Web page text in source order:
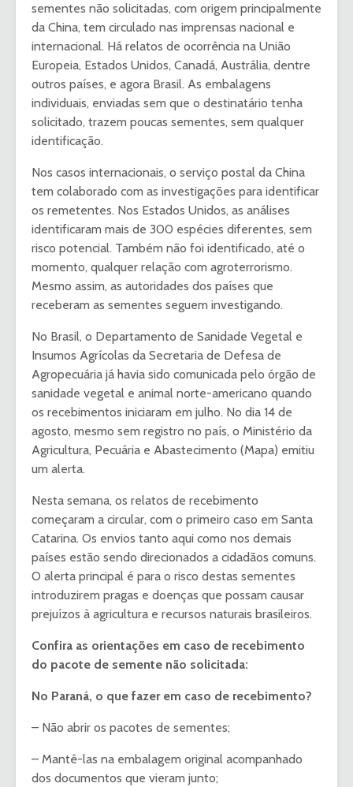
sementes não solicitadas, com origem principalmente
da China, tem circulado nas imprensas nacional e
internacional. Há relatos de ocorrência na União
Europeia, Estados Unidos, Canadá, Austrália, dentre
outros países, e agora Brasil. As embalagens
individuais, enviadas sem que o destinatário tenha
solicitado, trazem poucas sementes, sem qualquer
identificação.
Nos casos internacionais, o serviço postal da China
tem colaborado com as investigações para identificar
os remetentes. Nos Estados Unidos, as análises
identificaram mais de 300 espécies diferentes, sem
risco potencial. Também não foi identificado, até o
momento, qualquer relação com agroterrorismo.
Mesmo assim, as autoridades dos países que
receberam as sementes seguem investigando.
No Brasil, o Departamento de Sanidade Vegetal e
Insumos Agrícolas da Secretaria de Defesa de
Agropecuária já havia sido comunicada pelo órgão de
sanidade vegetal e animal norte-americano quando
os recebimentos iniciaram em julho. No dia 14 de
agosto, mesmo sem registro no país, o Ministério da
Agricultura, Pecuária e Abastecimento (Mapa) emitiu
um alerta.
Nesta semana, os relatos de recebimento
começaram a circular, com o primeiro caso em Santa
Catarina. Os envios tanto aqui como nos demais
países estão sendo direcionados a cidadãos comuns.
O alerta principal é para o risco destas sementes
introduzirem pragas e doenças que possam causar
prejuízos à agricultura e recursos naturais brasileiros.
Confira as orientações em caso de recebimento
do pacote de semente não solicitada:
No Paraná, o que fazer em caso de recebimento?
– Não abrir os pacotes de sementes;
– Mantê-las na embalagem original acompanhado
dos documentos que vieram junto;